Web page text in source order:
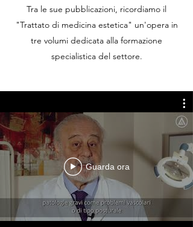
Tra le sue pubblicazioni, ricordiamo il
"Trattato di medicina estetica" un'opera in
tre volumi dedicata alla formazione
specialistica del settore.
Guarda ora